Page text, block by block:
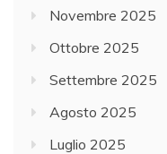
Novembre 2025
Ottobre 2025
Settembre 2025
Agosto 2025
Luglio 2025